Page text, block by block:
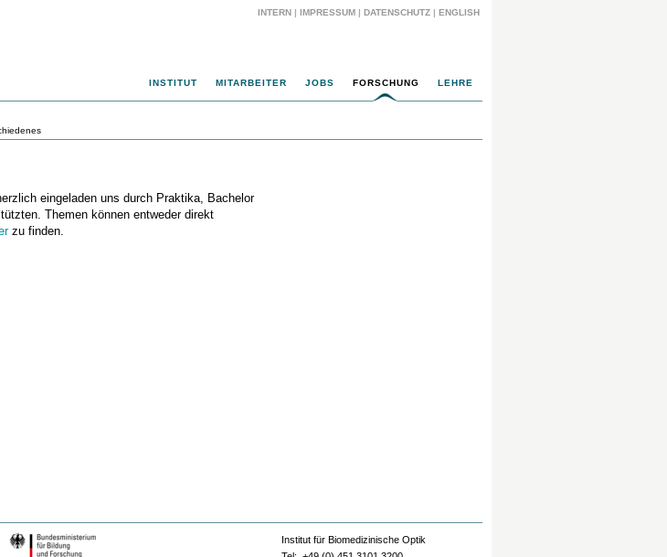
INTERN | IMPRESSUM | DATENSCHUTZ | ENGLISH
INSTITUT MITARBEITER JOBS FORSCHUNG LEHRE
eingeladen uns durch Praktika, Bachelor
Themen können entweder direkt
zu finden.
Institut für Biomedizinische Optik